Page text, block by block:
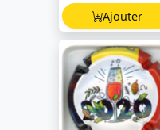
Ajouter